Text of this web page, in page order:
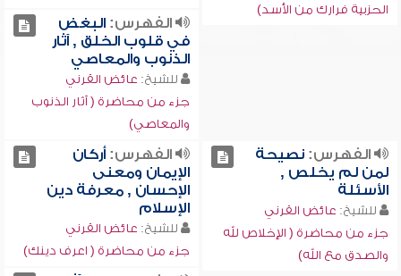
الحزبية فرارك من الأسد)
الفهرس:البغض
في قلوب الخلق , آثار
الذنوب والمعاصي
للشيخ: عائض القرني
جزء من محاضرة ( آثار الذنوب
والمعاصي)
الفهرس:نصيحة
لمن لم يخلص ,
الأسئلة
للشيخ: عائض القرني
جزء من محاضرة ( الإخلاص لله
والصدق مع الله)
الفهرس:أركان
الإيمان ومعنى
الإحسان , معرفة دين
الإسلام
للشيخ: عائض القرني
جزء من محاضرة ( اعرف دينك)